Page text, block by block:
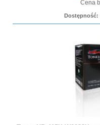
Cena
Dostępność: